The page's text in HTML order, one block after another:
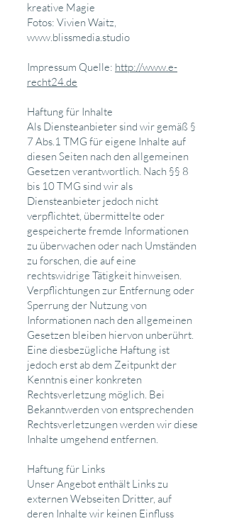
kreative Magie
Fotos: Vivien Waitz,
www.blissmedia.studio
Impressum Quelle: http://www.e-
recht24.de
Haftung für Inhalte
Als Diensteanbieter sind wir gemäß §
7 Abs.1 TMG für eigene Inhalte auf
diesen Seiten nach den allgemeinen
Gesetzen verantwortlich. Nach §§ 8
bis 10 TMG sind wir als
Diensteanbieter jedoch nicht
verpflichtet, übermittelte oder
gespeicherte fremde Informationen
zu überwachen oder nach Umständen
zu forschen, die auf eine
rechtswidrige Tätigkeit hinweisen.
Verpflichtungen zur Entfernung oder
Sperrung der Nutzung von
Informationen nach den allgemeinen
Gesetzen bleiben hiervon unberührt.
Eine diesbezügliche Haftung ist
jedoch erst ab dem Zeitpunkt der
Kenntnis einer konkreten
Rechtsverletzung möglich. Bei
Bekanntwerden von entsprechenden
Rechtsverletzungen werden wir diese
Inhalte umgehend entfernen.
Haftung für Links
Unser Angebot enthält Links zu
externen Webseiten Dritter, auf
deren Inhalte wir keinen Einfluss